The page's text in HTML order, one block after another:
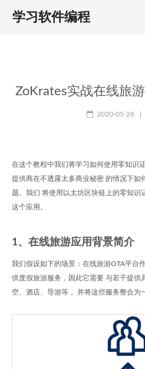
学习软件编程
ZoKrates实战在线旅
2020-05-26
在这个教程中我们将学习如何使用零知识
提供商在不透露太多商业秘密 的情况下如
题。我们 将使用以太坊区块链上的零知识
这个应用。
1、在线旅游应用背景简介
我们假设如下的场景：在线旅游OTA平台
供度假旅游服务，因此它需要 与若干提供
空、酒店、导游等， 并将这些服务整合为